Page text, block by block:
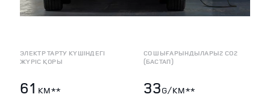
ЭЛЕКТР ТАРТУ КҮШІНДЕГІ
ЖҮРІС ҚОРЫ
61 KM**
CO ШЫҒАРЫНДЫЛАРЫ2 CO2
(БАСТАП)
33G/KM**